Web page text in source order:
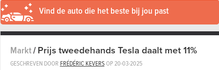
Vind de auto die het beste bij jou past
Markt/Prijs tweedehands Tesla daalt met 11%
GESCHREVEN DOOR FRÉDÉRIC KEVERSOP 20-03-2025